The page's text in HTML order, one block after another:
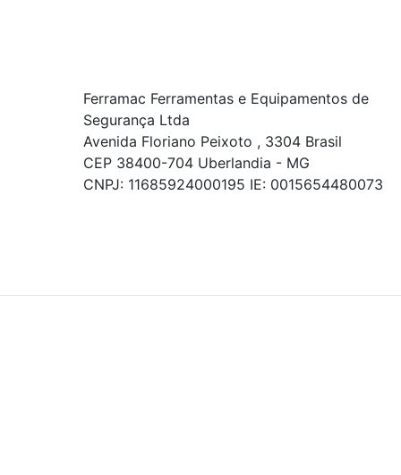
Ferramac Ferramentas e Equipamentos de
Segurança Ltda
Avenida Floriano Peixoto , 3304 Brasil
CEP 38400-704 Uberlandia - MG
CNPJ: 11685924000195 IE: 0015654480073